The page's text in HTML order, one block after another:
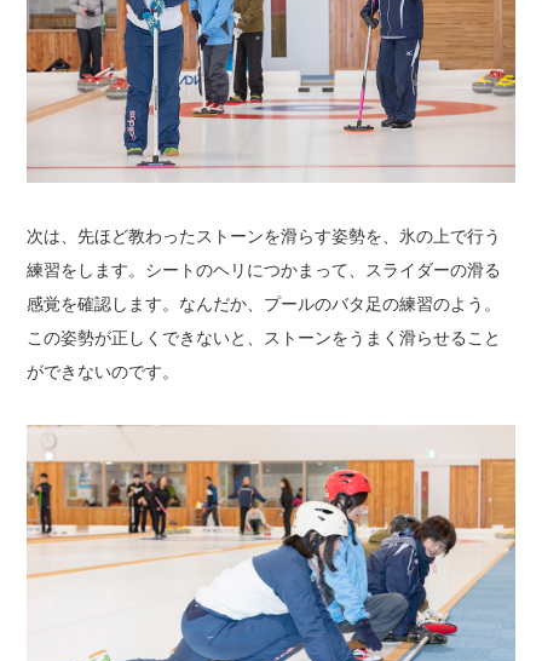
次は、先ほど教わったストーンを滑らす姿勢を、氷の上で行う
練習をします。 シートのヘリにつかまって、スライダーの滑る
感覚を確認します。 なんだか、プールのバタ足の練習のよう。
この姿勢が正しくできないと、ストーンをうまく滑らせること
ができないのです。